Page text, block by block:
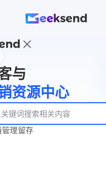
与
资源中心
管理留存